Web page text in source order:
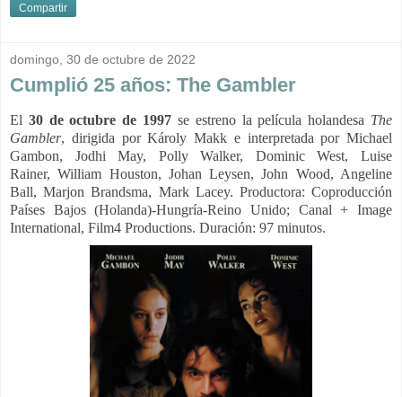
Compartir
domingo, 30 de octubre de 2022
Cumplió 25 años: The Gambler
El 30 de octubre de 1997 se estreno la película holandesa The
Gambler, dirigida por Károly Makk e interpretada por Michael
Gambon, Jodhi May, Polly Walker, Dominic West, Luise
Rainer, William Houston, Johan Leysen, John Wood, Angeline
Ball, Marjon Brandsma, Mark Lacey. Productora:Coproducción
Países Bajos (Holanda)-Hungría-Reino Unido; Canal + Image
International, Film4 Productions. Duración: 97 minutos.